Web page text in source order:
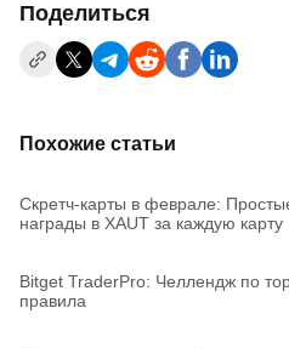
Поделиться
Похожие статьи
Скретч-карты в феврале:
награды в XAUT за каждую карту
Bitget TraderPro: Челлендж по
правила